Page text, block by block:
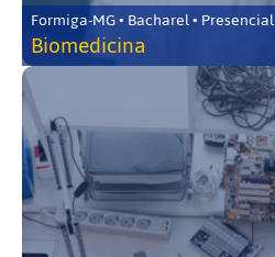
Formiga-MG • Bacharel • Presencial
Biomedicina